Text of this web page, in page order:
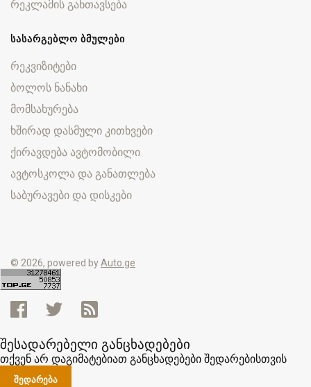
რეკლამის განთავსება
ᲡᲐᲡᲐᲠᲒᲔᲑᲚᲝ ᲑᲛᲣᲚᲔᲑᲘ
რეკვიზიტები
ბოლოს ნანახი
მომსახურება
ხშირად დასმული კითხვები
ქირავდება ავტომობილი
ავტოსკოლა და განათლება
საბურავები და დისკები
© 2026, powered byAuto.ge
შესადარებელი განცხადებები
თქვენ არ დაგიმატებიათ განცხადებები შედარებისთვის
ᲨᲔᲓᲐᲠᲔᲑᲐ